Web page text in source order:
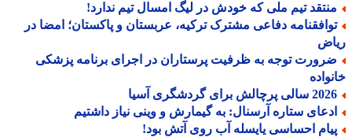
تیم ملی که خودش در لیگ امسال تیم ندارد!
دفاعی مشترک ترکیه، عربستان و پاکستان؛ امضا در
توجه به ظرفیت پرستاران در اجرای برنامه پزشکی
پرچالش برای گردشگری آسیا
ستاره آرسنال: به گیمارش و وینی نیاز داشتیم
احساسی یایسله آب روی آتش بود!